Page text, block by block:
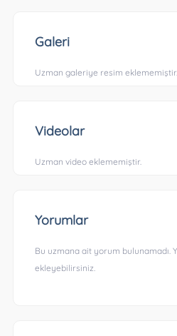
Galeri
Uzman galeriye resim eklememiştir.
Videolar
Uzman video eklememiştir.
Yorumlar
Bu uzmana ait yorum bulunamadı.
ekleyebilirsiniz.